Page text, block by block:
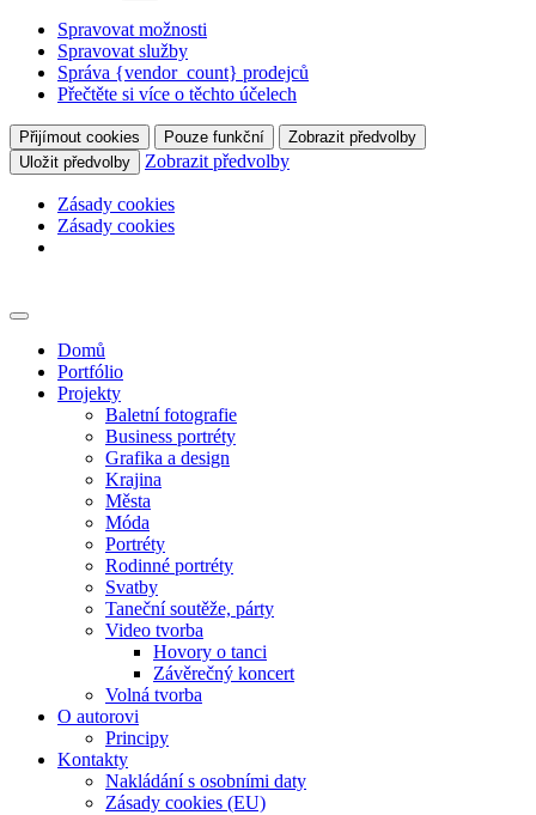
Spravovat možnosti
Spravovat služby
Správa {vendor_count} prodejců
Přečtěte si více o těchto účelech
Přijímout cookies Pouze funkční
Zobrazit předvolby
Uložit předvolby
Zobrazit předvolby
Zásady cookies
Zásady cookies
to
Domů
Portfólio
Projekty
Baletní fotografie
Business portréty
Grafika a design
Krajina
Města
Móda
Portréty
Rodinné portréty
Svatby
Taneční soutěže, párty
Video tvorba
Hovory o tanci
Závěrečný koncert
Volná tvorba
O autorovi
Principy
Kontakty
Nakládání s osobními daty
Zásady cookies (EU)